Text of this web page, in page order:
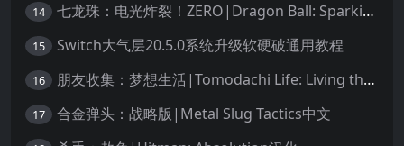
14 七龙珠：电光炸裂！ZERO|Dragon Ball: Sparking! Zero中文
15 Switch大气层20.5.0系统升级软硬破通用教程
16 朋友收集：梦想生活|Tomodachi Life: Living the Dream中文
17 合金弹头：战略版|Metal Slug Tactics中文